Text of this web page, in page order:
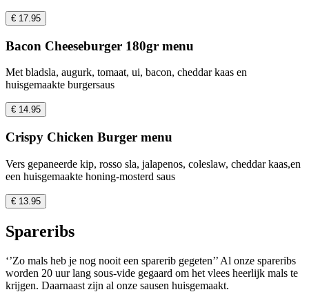
€ 17.95
Bacon Cheeseburger 180gr menu
Met bladsla, augurk, tomaat, ui, bacon, cheddar kaas en
huisgemaakte burgersaus
€ 14.95
Crispy Chicken Burger menu
Vers gepaneerde kip, rosso sla, jalapenos, coleslaw, cheddar kaas,en
een huisgemaakte honing-mosterd saus
€ 13.95
Spareribs
‘’Zo mals heb je nog nooit een sparerib gegeten’’ Al onze spareribs
worden 20 uur lang sous-vide gegaard om het vlees heerlijk mals te
krijgen. Daarnaast zijn al onze sausen huisgemaakt.